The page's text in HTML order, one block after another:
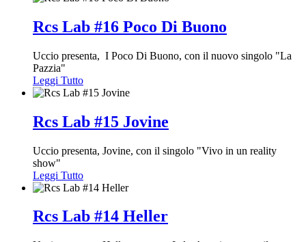
Rcs Lab #16 Poco Di Buono
Uccio presenta, I Poco Di Buono, con il nuovo singolo "La
Pazzia"
Leggi Tutto
Rcs Lab #15 Jovine
Uccio presenta, Jovine, con il singolo "Vivo in un reality
show"
Leggi Tutto
Rcs Lab #14 Heller